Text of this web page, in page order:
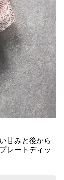
甘みと後から
レートディッ